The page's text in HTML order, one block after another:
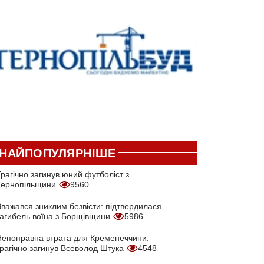
загинув юний футболіст з
9560
зниклим безвісти: підтвердилася
воїна з Борщівщини
5986
втрата для Кременеччини:
загинув Всеволод Штука
4548